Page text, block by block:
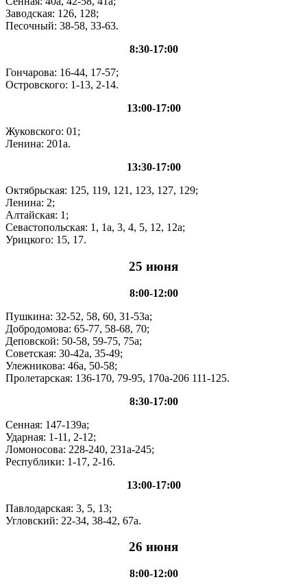
Заводская: 126, 128;
Песочный: 38-58, 33-63.
8:30-17:00
Гончарова: 16-44, 17-57;
Островского: 1-13, 2-14.
13:00-17:00
Жуковского: 01;
Ленина: 201а.
13:30-17:00
Октябрьская: 125, 119, 121, 123, 127, 129;
Ленина: 2;
Алтайская: 1;
Севастопольская: 1, 1а, 3, 4, 5, 12, 12а;
Урицкого: 15, 17.
25 июня
8:00-12:00
Пушкина: 32-52, 58, 60, 31-53а;
Добродомова: 65-77, 58-68, 70;
Деповской: 50-58, 59-75, 75а;
Советская: 30-42а, 35-49;
Улежникова: 46а, 50-58;
Пролетарская: 136-170, 79-95, 170а-206 111-125.
8:30-17:00
Сенная: 147-139а;
Ударная: 1-11, 2-12;
Ломоносова: 228-240, 231а-245;
Республики: 1-17, 2-16.
13:00-17:00
Павлодарская: 3, 5, 13;
Угловский: 22-34, 38-42, 67а.
26 июня
8:00-12:00